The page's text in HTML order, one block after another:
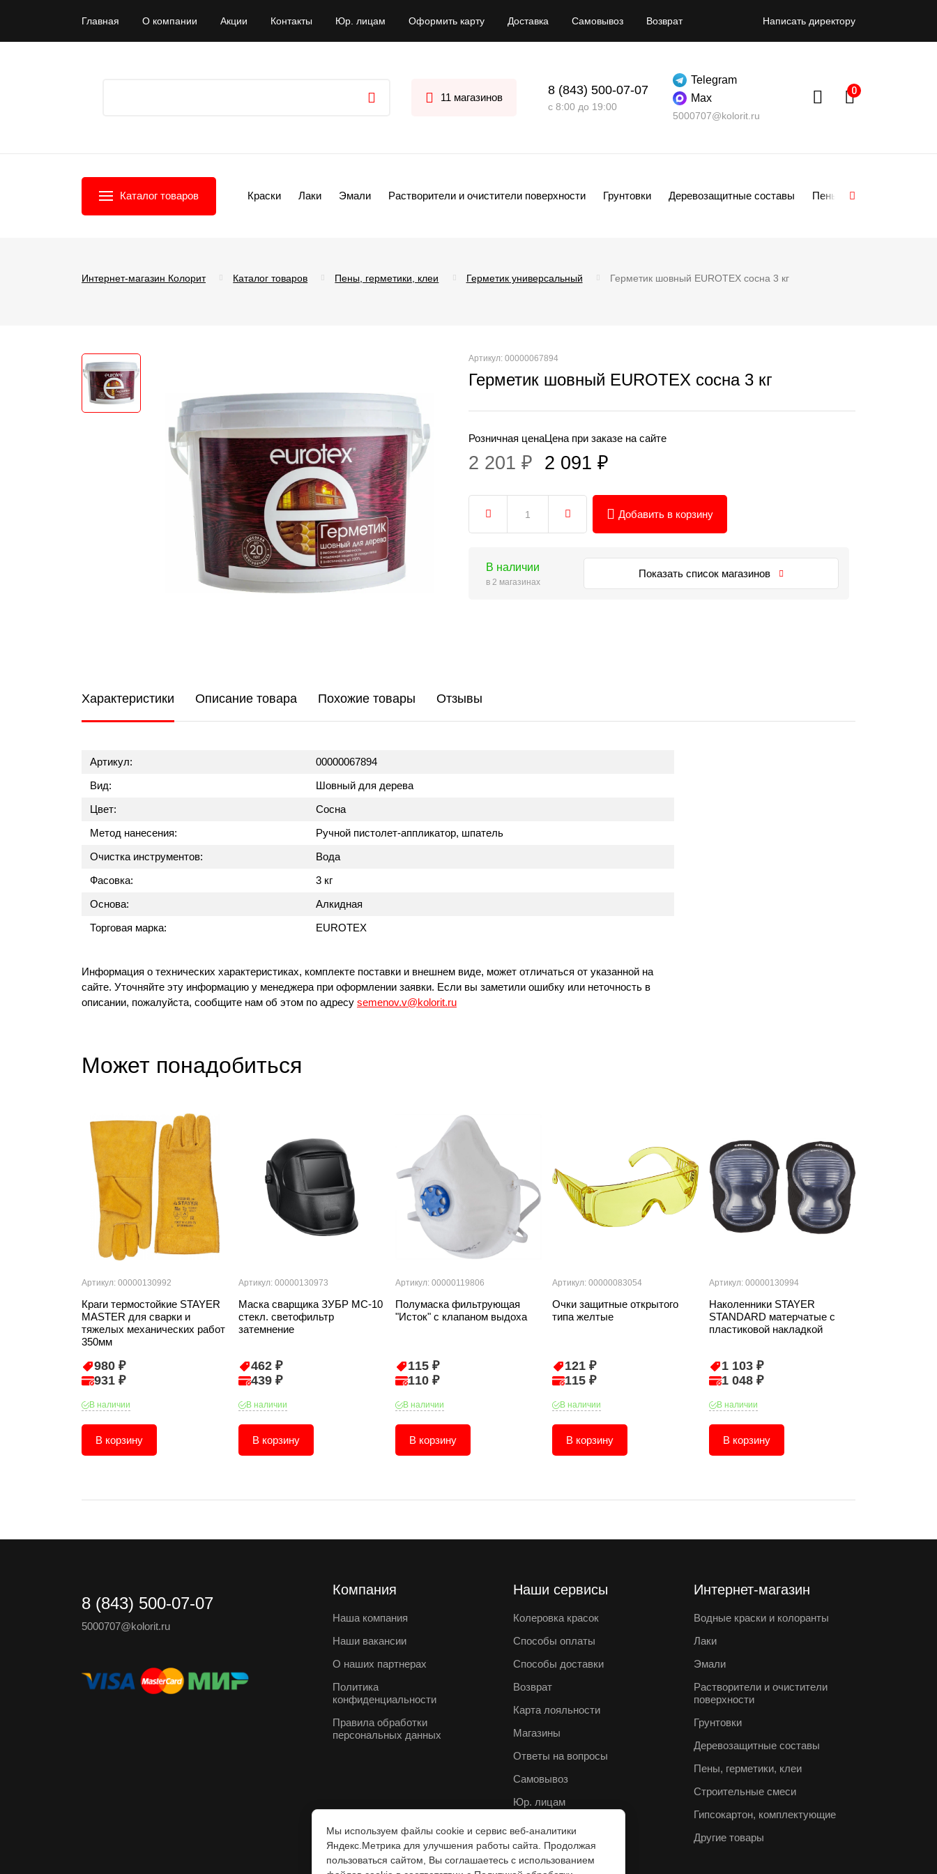
Главная О компании Акции Контакты Юр. лицам Оформить карту Доставка Самовывоз Возврат Написать директору
11 магазинов
8 (843) 500-07-07
с 8:00 до 19:00
Telegram
Max
5000707@kolorit.ru
Каталог товаров Краски Лаки Эмали Растворители и очистители поверхности Грунтовки Деревозащитные составы Пены
Интернет-магазин Колорит Каталог товаров Пены, герметики, клеи Герметик универсальный Герметик шовный EUROTEX сосна 3 кг
Артикул: 00000067894
Герметик шовный EUROTEX сосна 3 кг
Розничная цена
2 201 ₽
Цена при заказе на сайте
2 091 ₽
Добавить в корзину
В наличии
в 2 магазинах
Показать список магазинов
Характеристики Описание товара Похожие товары Отзывы
Артикул:
00000067894
Вид:
Шовный для дерева
Цвет:
Сосна
Метод нанесения:
Ручной пистолет-аппликатор, шпатель
Очистка инструментов:
Вода
Фасовка:
3 кг
Основа:
Алкидная
Торговая марка:
EUROTEX
Информация о технических характеристиках, комплекте поставки и внешнем виде, может отличаться от указанной на
сайте. Уточняйте эту информацию у менеджера при оформлении заявки. Если вы заметили ошибку или неточность в
описании, пожалуйста, сообщите нам об этом по адресу semenov.v@kolorit.ru
Может понадобиться
Артикул: 00000130992
Краги термостойкие STAYER
MASTER для сварки и
тяжелых механических работ
350мм
980 ₽
931 ₽
В наличии
В корзину
Артикул: 00000130973
Маска сварщика ЗУБР МС-10
стекл. светофильтр
затемнение
462 ₽
439 ₽
В наличии
В корзину
Артикул: 00000119806
Полумаска фильтрующая
"Исток" с клапаном выдоха
115 ₽
110 ₽
В наличии
В корзину
Артикул: 00000083054
Очки защитные открытого
типа желтые
121 ₽
115 ₽
В наличии
В корзину
Артикул: 00000130994
Наколенники STAYER
STANDARD матерчатые с
пластиковой накладкой
1 103 ₽
1 048 ₽
В наличии
В корзину
8 (843) 500-07-07
5000707@kolorit.ru
Компания
Наша компания
Наши вакансии
О наших партнерах
Политика
конфиденциальности
Правила обработки
персональных данных
Наши сервисы
Колеровка красок
Способы оплаты
Способы доставки
Возврат
Карта лояльности
Магазины
Ответы на вопросы
Самовывоз
Юр. лицам
Интернет-магазин
Водные краски и колоранты
Лаки
Эмали
Растворители и очистители
поверхности
Грунтовки
Деревозащитные составы
Пены, герметики, клеи
Строительные смеси
Гипсокартон, комплектующие
Другие товары
Мы используем файлы cookie и сервис веб-аналитики
Яндекс.Метрика для улучшения работы сайта. Продолжая
пользоваться сайтом, Вы соглашаетесь с использованием